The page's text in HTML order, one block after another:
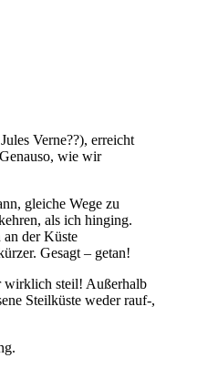
Verne??), erreicht
wie wir
gleiche Wege zu
als ich hinging.
der Küste
Gesagt – getan!
wirklich steil! Außerhalb
Steilküste weder rauf-,